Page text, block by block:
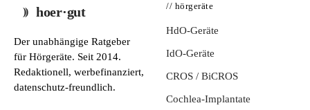
hoer·gut
Der unabhängige Ratgeber
für Hörgeräte. Seit 2014.
Redaktionell, werbefinanziert,
datenschutz-freundlich.
// hörgeräte
HdO-Geräte
IdO-Geräte
CROS / BiCROS
Cochlea-Implantate